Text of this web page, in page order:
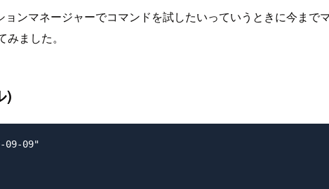
ンマネージャーでコマンドを試したいっていうときに今ま
ました。
)
09-09"